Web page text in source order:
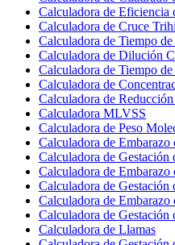
Calculadora de Eficiencia
Calculadora de Cruce
Calculadora de Tiempo
Calculadora de Dilución
Calculadora de Tiempo
Calculadora de
Calculadora de
Calculadora MLVSS
Calculadora de Peso
Calculadora de Embarazo
Calculadora de Gestación
Calculadora de Embarazo
Calculadora de Gestación
Calculadora de Embarazo
Calculadora de Gestación
Calculadora de Llamas